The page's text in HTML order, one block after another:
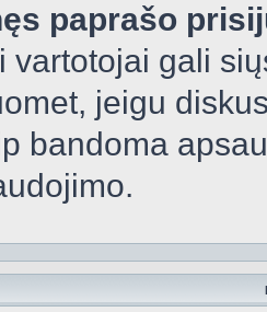
paprašo
vartotojai gali
jeigu
bandoma